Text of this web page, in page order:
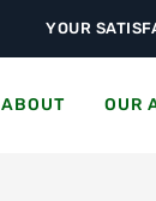
YOUR
ABOUT OUR